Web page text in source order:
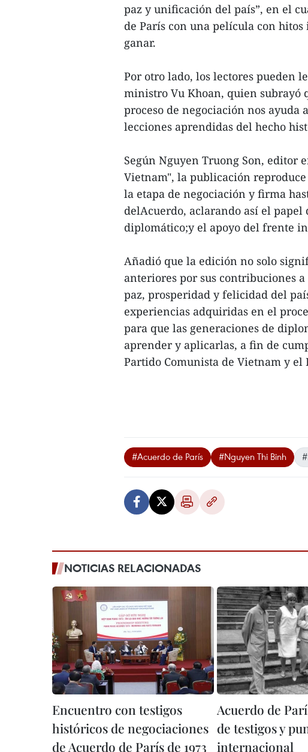
paz y unificación del país”, en el
de París con una película con
ganar.
Por otro lado, los lectores pueden
ministro Vu Khoan, quien subrayó
proceso de negociación nos
lecciones aprendidas del hecho
Según Nguyen Truong Son, editor
Vietnam", la publicación
la etapa de negociación y firma
delAcuerdo, aclarando así el
diplomático;y el apoyo del frente
Añadió que la edición no solo
anteriores por sus contribuciones
paz, prosperidad y felicidad del
experiencias adquiridas en el
para que las generaciones de
aprender y aplicarlas, a fin de
Partido Comunista de Vietnam y el
#Acuerdo de París #Nguyen Thi Binh
NOTICIAS RELACIONADAS
Encuentro con testigos
históricos de negociaciones
de Acuerdo de París de 1973
Acuerdo de
de testigos y
internacional